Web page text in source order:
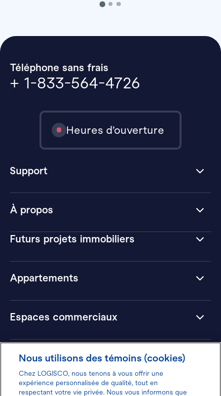
À propos
Futurs projets immobiliers
Appartements
Espaces commerciaux
Hôtels
Téléphone sans frais
+ 1-833-564-4726
Heures d’ouverture
Support
Nous utilisons des témoins (cookies)
Chez LOGISCO, nous tenons à vous offrir une
expérience personnalisée de qualité, tout en
respectant votre vie privée. Nous vous informons que